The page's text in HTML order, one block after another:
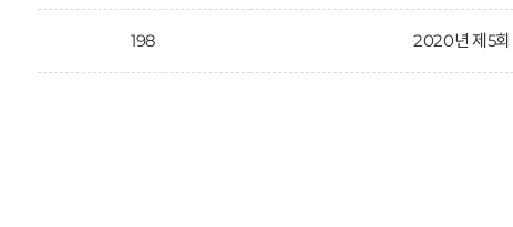
198 2020년 제5회